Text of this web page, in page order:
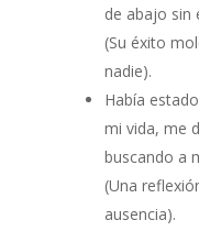
de abajo sin
(Su éxito
nadie).
Había
mi vida, me
buscando a
(Una
ausencia).